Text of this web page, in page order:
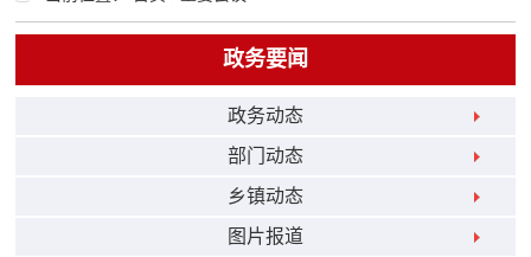
政务要闻
政务动态
部门动态
乡镇动态
图片报道